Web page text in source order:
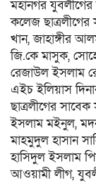
মহানগর
কলেজ
খান, জাহাঙ্গীর
জি.কে মাসুক,
রেজাউল ইসলাম
এইচ ইলিয়াস
ছাত্রলীগের
ইসলাম মইনুল,
মাহমুদুল হাসান
হাসিদুল ইসলাম
আওয়ামী লীগ,